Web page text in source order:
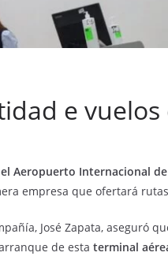
e
Aeropuerto Internacional
empresa que ofertará
José Zapata, aseguró
de esta terminal